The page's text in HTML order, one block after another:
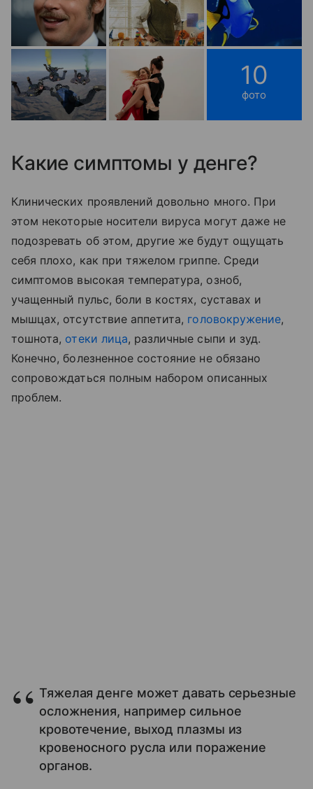
10
фото
Какие симптомы у денге?
Клинических проявлений довольно много. При
этом некоторые носители вируса могут даже не
подозревать об этом, другие же будут ощущать
себя плохо, как при тяжелом гриппе. Среди
симптомов высокая температура, озноб,
учащенный пульс, боли в костях, суставах и
мышцах, отсутствие аппетита, головокружение,
тошнота, отеки лица, различные сыпи и зуд.
Конечно, болезненное состояние не обязано
сопровождаться полным набором описанных
проблем.
Тяжелая денге может давать серьезные
осложнения, например сильное
кровотечение, выход плазмы из
кровеносного русла или поражение
органов.